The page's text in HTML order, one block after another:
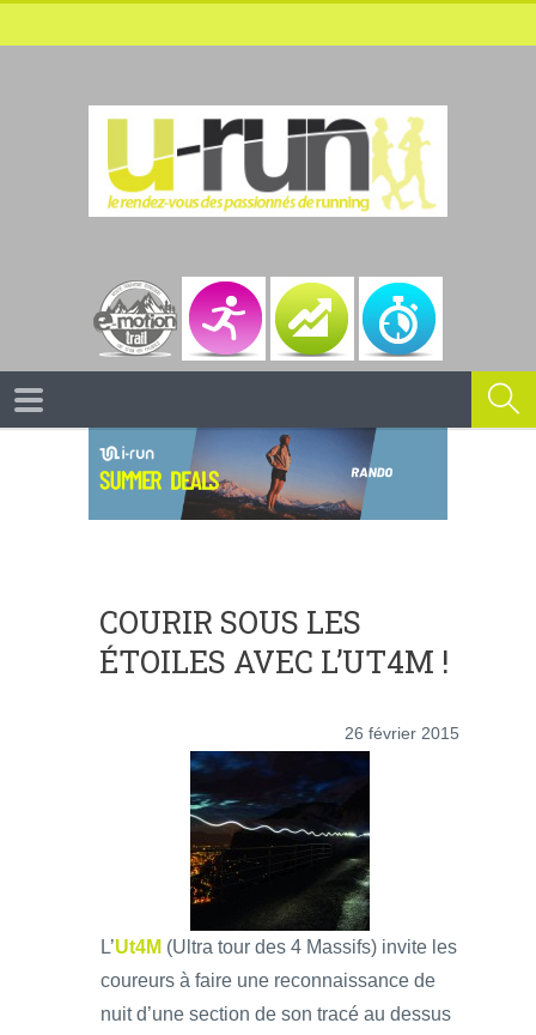
COURIR SOUS LES
ÉTOILES AVEC L’UT4M !
26 février 2015
L’Ut4M (Ultra tour des 4 Massifs) invite les
coureurs à faire une reconnaissance de
nuit d’une section de son tracé au dessus